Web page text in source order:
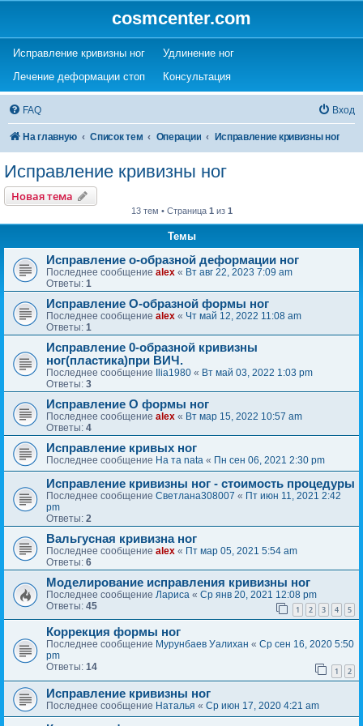
cosmcenter.com
Исправление кривизны ног(Opens a new tab)
Удлинение ног(Opens a new tab)
Лечение деформации стоп(Opens a new tab)
Консультация(Opens a new tab)
FAQ Вход
На главную Список тем Операции Исправление кривизны ног
Исправление кривизны ног
Новая тема
13 тем • Страница 1 из 1
Темы
Исправление о-образной деформации ног
Последнее сообщение alex « Вт авг 22, 2023 7:09 am
Ответы: 1
Исправление О-образной формы ног
Последнее сообщение alex « Чт май 12, 2022 11:08 am
Ответы: 1
Исправление 0-образной кривизны
ног(пластика)при ВИЧ.
Последнее сообщение Ilia1980 « Вт май 03, 2022 1:03 pm
Ответы: 3
Исправление О формы ног
Последнее сообщение alex « Вт мар 15, 2022 10:57 am
Ответы: 4
Исправление кривых ног
Последнее сообщение На та nata « Пн сен 06, 2021 2:30 pm
Исправление кривизны ног - стоимость процедуры
Последнее сообщение Светлана308007 « Пт июн 11, 2021 2:42
pm
Ответы: 2
Вальгусная кривизна ног
Последнее сообщение alex « Пт мар 05, 2021 5:54 am
Ответы: 6
Моделирование исправления кривизны ног
Последнее сообщение Лариса « Ср янв 20, 2021 12:08 pm
Ответы: 45 1 2 3 4 5
Коррекция формы ног
Последнее сообщение Мурунбаев Уалихан « Ср сен 16, 2020 5:50
pm
Ответы: 14 1 2
Исправление кривизны ног
Последнее сообщение Наталья « Ср июн 17, 2020 4:21 am